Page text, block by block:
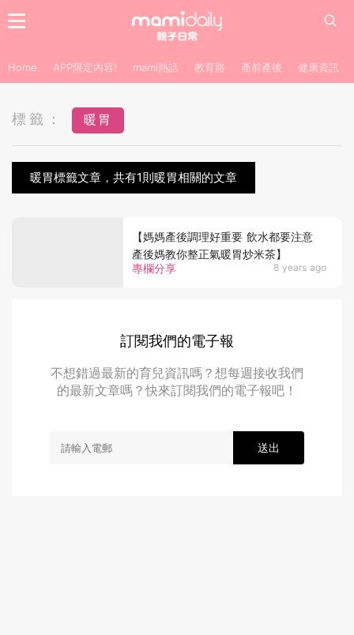
Home APP限定內容! mami熱話 教育路 產前產後 健康資訊
標籤： 暖胃
暖胃標籤文章，共有1則暖胃相關的文章
專欄分享 8 years ago
【媽媽產後調理好重要 飲水都要注意
產後媽教你整正氣暖胃炒米茶】
訂閱我們的電子報
不想錯過最新的育兒資訊嗎？想每週接收我們
的最新文章嗎？快來訂閱我們的電子報吧！
送出